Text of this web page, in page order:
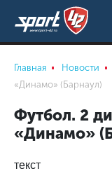
Главная Новости
«Динамо» (Барнаул)
Футбол. 2
«Динамо»
текст